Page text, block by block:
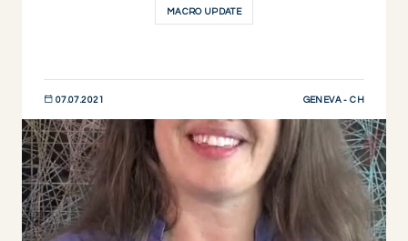
MACRO UPDATE
07.07.2021 GENEVA - CH
DESCUBRIR AHORA